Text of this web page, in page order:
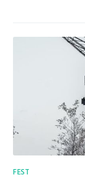
FEST